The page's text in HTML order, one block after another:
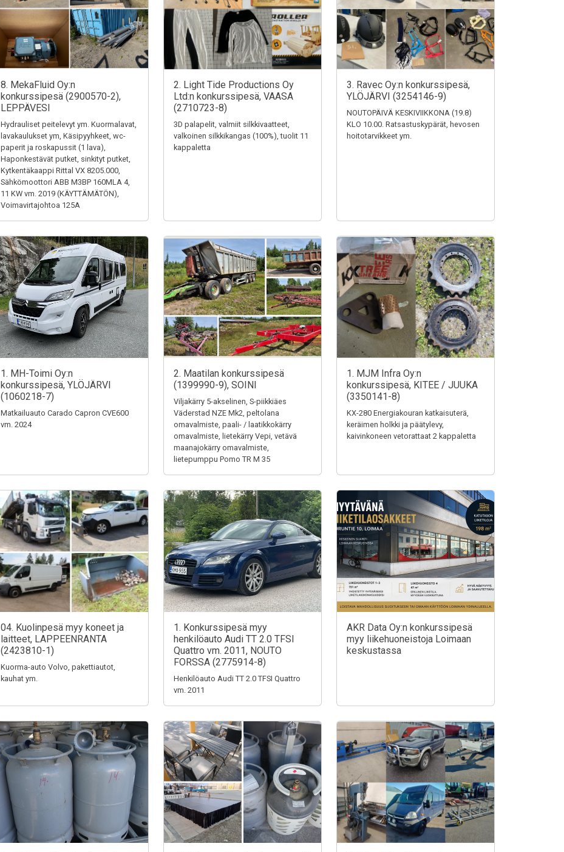
8. MekaFluid Oy:n
konkurssipesä (2900570-2),
LEPPÄVESI
Hydrauliset peitelevyt ym. Kuormalavat,
lavakaulukset ym, Käsipyyhkeet, wc-
paperit ja roskapussit (1 lava),
Haponkestävät putket, sinkityt putket,
Kytkentäkaappi Rittal VX 8205.000,
Sähkömoottori ABB M3BP 160MLA 4,
11 KW vm. 2019 (KÄYTTÄMÄTÖN),
Voimavirtajohtoa 125A
2. Light Tide Productions Oy
Ltd:n konkurssipesä, VAASA
(2710723-8)
3D palapelit, valmiit silkkivaatteet,
valkoinen silkkikangas (100%), tuolit 11
kappaletta
3. Ravec Oy:n konkurssipesä,
YLÖJÄRVI (3254146-9)
NOUTOPÄIVÄ KESKIVIIKKONA (19.8)
KLO 10.00. Ratsastuskypärät, hevosen
hoitotarvikkeet ym.
1. MH-Toimi Oy:n
konkurssipesä, YLÖJÄRVI
(1060218-7)
Matkailuauto Carado Capron CVE600
vm. 2024
2. Maatilan konkurssipesä
(1399990-9), SOINI
Viljakärry 5-akselinen, S-piikkiäes
Väderstad NZE Mk2, peltolana
omavalmiste, paali- / laatikkokärry
omavalmiste, lietekärry Vepi, vetävä
maanajokärry omavalmiste,
lietepumppu Pomo TR M 35
1. MJM Infra Oy:n
konkurssipesä, KITEE / JUUKA
(3350141-8)
KX-280 Energiakouran katkaisuterä,
keräimen holkki ja päätylevy,
kaivinkoneen vetorattaat 2 kappaletta
04. Kuolinpesä myy koneet ja
laitteet, LAPPEENRANTA
(2423810-1)
Kuorma-auto Volvo, pakettiautot,
kauhat ym.
1. Konkurssipesä myy
henkilöauto Audi TT 2.0 TFSI
Quattro vm. 2011, NOUTO
FORSSA (2775914-8)
Henkilöauto Audi TT 2.0 TFSI Quattro
vm. 2011
AKR Data Oy:n konkurssipesä
myy liikehuoneistoja Loimaan
keskustassa